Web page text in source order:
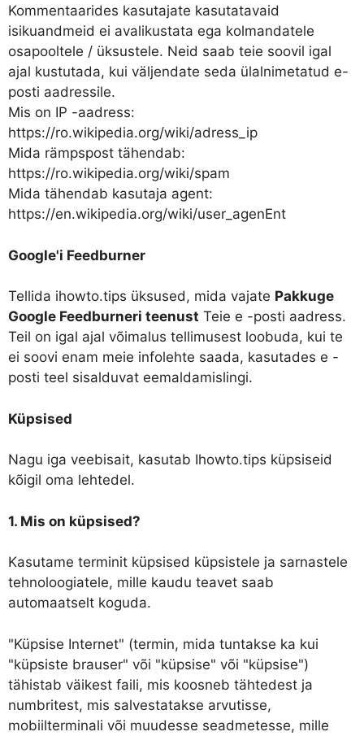
Kommentaarides kasutajate kasutatavaid
isikuandmeid ei avalikustata ega kolmandatele
osapooltele / üksustele. Neid saab teie soovil igal
ajal kustutada, kui väljendate seda ülalnimetatud e-
posti aadressile.
Mis on IP -aadress:
https://ro.wikipedia.org/wiki/adress_ip
Mida rämpspost tähendab:
https://ro.wikipedia.org/wiki/spam
Mida tähendab kasutaja agent:
https://en.wikipedia.org/wiki/user_agenEnt
Google'i Feedburner
Tellida ihowto.tips üksused, mida vajate Pakkuge
Google Feedburneri teenust Teie e -posti aadress.
Teil on igal ajal võimalus tellimusest loobuda, kui te
ei soovi enam meie infolehte saada, kasutades e -
posti teel sisalduvat eemaldamislingi.
Küpsised
Nagu iga veebisait, kasutab Ihowto.tips küpsiseid
kõigil oma lehtedel.
1. Mis on küpsised?
Kasutame terminit küpsised küpsistele ja sarnastele
tehnoloogiatele, mille kaudu teavet saab
automaatselt koguda.
"Küpsise Internet" (termin, mida tuntakse ka kui
"küpsiste brauser" või "küpsise" või "küpsise")
tähistab väikest faili, mis koosneb tähtedest ja
numbritest, mis salvestatakse arvutisse,
mobiilterminali või muudesse seadmetesse, mille